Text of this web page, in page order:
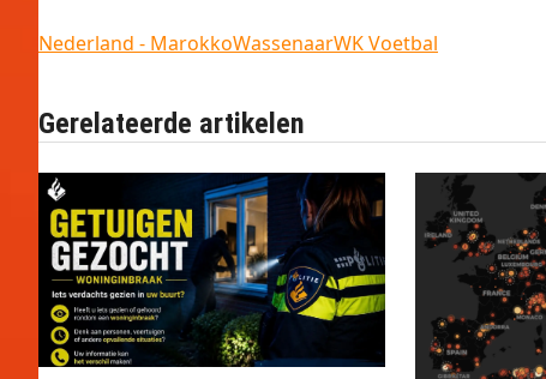
Nederland - MarokkoWassenaarWK Voetbal
Gerelateerde artikelen